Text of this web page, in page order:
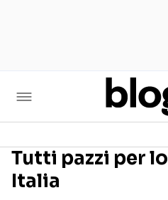
Tutti pazzi per
Italia